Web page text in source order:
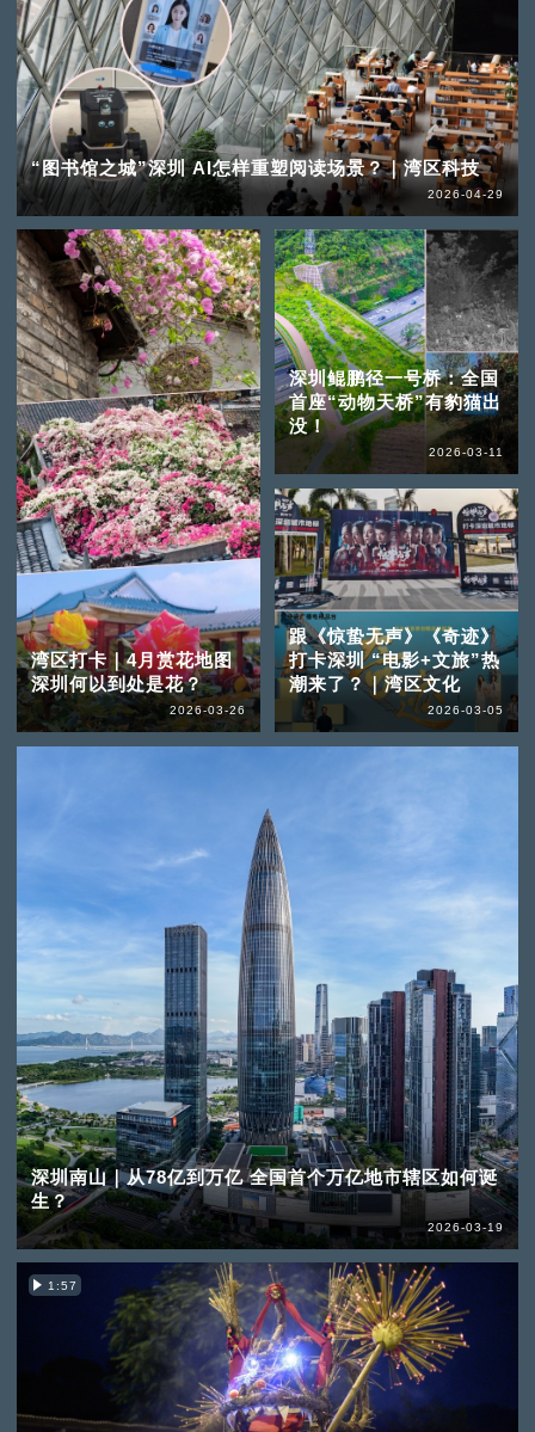
“图书馆之城”深圳 AI怎样重塑阅读场景？｜湾区科技
2026-04-29
湾区打卡｜4月赏花地图
深圳何以到处是花？
2026-03-26
深圳南山｜从78亿到万亿 全国首个万亿地市辖区如何诞
生？
2026-03-19
深圳鲲鹏径一号桥：全国
首座“动物天桥”有豹猫出
没！
2026-03-11
跟《惊蛰无声》《奇迹》
打卡深圳 “电影+文旅”热
潮来了？｜湾区文化
2026-03-05
1:57